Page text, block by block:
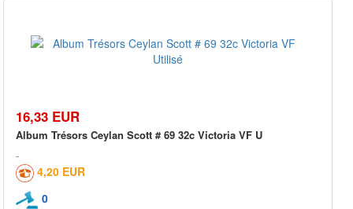
16,33 EUR
Album Trésors Ceylan Scott # 69 32c Victoria VF U
4,20 EUR
0